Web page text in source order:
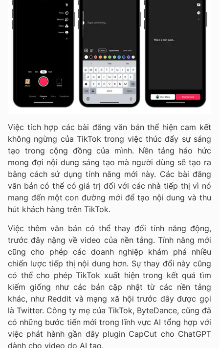
Việc tích hợp các bài đăng văn bản thể hiện cam kết
không ngừng của TikTok trong việc thúc đẩy sự sáng
tạo trong cộng đồng của mình. Nền tảng háo hức
mong đợi nội dung sáng tạo mà người dùng sẽ tạo ra
bằng cách sử dụng tính năng mới này. Các bài đăng
văn bản có thể có giá trị đối với các nhà tiếp thị vì nó
mang đến một con đường mới để tạo nội dung và thu
hút khách hàng trên TikTok.
Việc thêm văn bản có thể thay đổi tính năng động,
trước đây nặng về video của nền tảng. Tính năng mới
cũng cho phép các doanh nghiệp khám phá nhiều
chiến lược tiếp thị nội dung hơn. Sự thay đổi này cũng
có thể cho phép TikTok xuất hiện trong kết quả tìm
kiếm giống như các bản cập nhật từ các nền tảng
khác, như Reddit và mạng xã hội trước đây được gọi
là Twitter. Công ty mẹ của TikTok, ByteDance, cũng đã
có những bước tiến mới trong lĩnh vực AI tổng hợp với
việc phát hành gần đây plugin CapCut cho ChatGPT
dành cho video do AI tạo.